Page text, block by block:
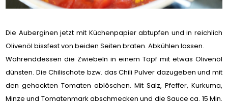
Die Auberginen jetzt mit Küchenpapier abtupfen und in reichlich
Olivenöl bissfest von beiden Seiten braten. Abkühlen lassen.
Währenddessen die Zwiebeln in einem Topf mit etwas Olivenöl
dünsten. Die Chilischote bzw. das Chili Pulver dazugeben und mit
den gehackten Tomaten ablöschen. Mit Salz, Pfeffer, Kurkuma,
Minze und Tomatenmark abschmecken und die Sauce ca. 15 Min.